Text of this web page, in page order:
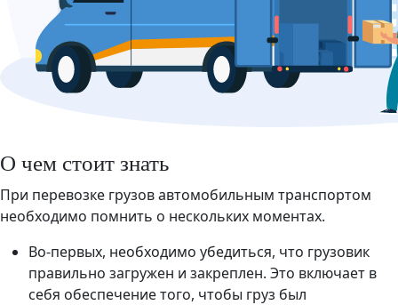
О чем стоит знать
При перевозке грузов автомобильным транспортом
необходимо помнить о нескольких моментах.
Во-первых, необходимо убедиться, что грузовик
правильно загружен и закреплен. Это включает в
себя обеспечение того, чтобы груз был